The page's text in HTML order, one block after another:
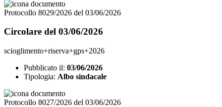
Protocollo 8029/2026 del 03/06/2026
Circolare del 03/06/2026
scioglimento+riserva+gps+2026
Pubblicato il: 03/06/2026
Tipologia: Albo sindacale
Protocollo 8027/2026 del 03/06/2026